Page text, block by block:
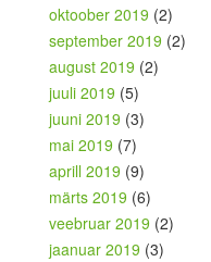
oktoober 2019 (2)
september 2019 (2)
august 2019 (2)
juuli 2019 (5)
juuni 2019 (3)
mai 2019 (7)
aprill 2019 (9)
märts 2019 (6)
veebruar 2019 (2)
jaanuar 2019 (3)